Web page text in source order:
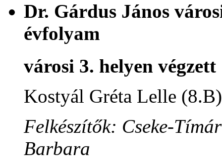
Dr. Gárdus János
évfolyam
városi 3. helyen végzett
Kostyál Gréta Lelle (8.B)
Felkészítők: Cseke-
Barbara